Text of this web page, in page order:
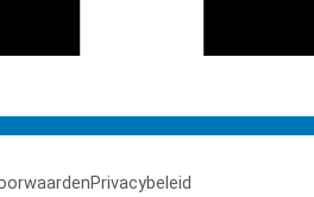
Privacybeleid